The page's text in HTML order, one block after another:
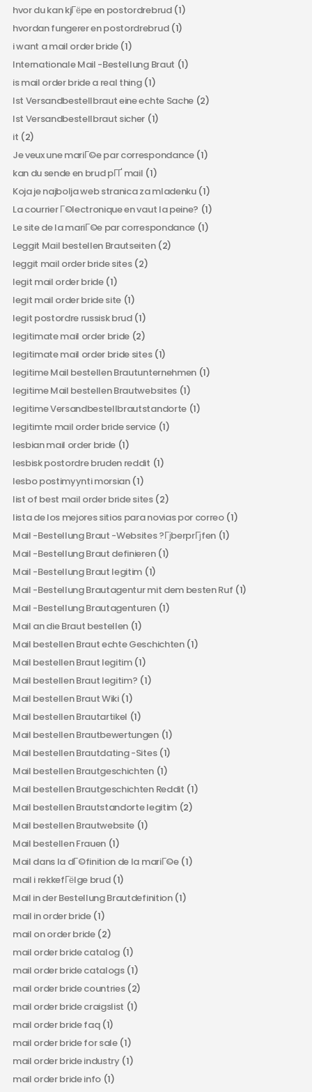
hvor du kan kjГёpe en postordrebrud(1)
hvordan fungerer en postordrebrud(1)
i want a mail order bride(1)
Internationale Mail -Bestellung Braut (1)
is mail order bride a real thing(1)
Ist Versandbestellbraut eine echte Sache(2)
Ist Versandbestellbraut sicher (1)
it (2)
Je veux une mariГ©e par correspondance(1)
kan du sende en brud pГҐ mail (1)
Koja je najbolja web stranica za mladenku(1)
La courrier Г©lectronique en vaut la peine? (1)
Le site de la mariГ©e par correspondance(1)
Leggit Mail bestellen Brautseiten(2)
leggit mail order bride sites(2)
legit mail order bride(1)
legit mail order bride site (1)
legit postordre russisk brud(1)
legitimate mail order bride (2)
legitimate mail order bride sites(1)
legitime Mail bestellen Brautunternehmen(1)
legitime Mail bestellen Brautwebsites(1)
legitime Versandbestellbrautstandorte(1)
legitimte mail order bride service(1)
lesbian mail order bride (1)
lesbisk postordre bruden reddit (1)
lesbo postimyynti morsian(1)
list of best mail order bride sites(2)
lista de los mejores sitios para novias por correo(1)
Mail -Bestellung Braut -Websites ?ГјberprГјfen(1)
Mail -Bestellung Braut definieren(1)
Mail -Bestellung Braut legitim (1)
Mail -Bestellung Brautagentur mit dem besten Ruf (1)
Mail -Bestellung Brautagenturen(1)
Mail an die Braut bestellen (1)
Mail bestellen Braut echte Geschichten(1)
Mail bestellen Braut legitim(1)
Mail bestellen Braut legitim? (1)
Mail bestellen Braut Wiki(1)
Mail bestellen Brautartikel (1)
Mail bestellen Brautbewertungen(1)
Mail bestellen Brautdating -Sites(1)
Mail bestellen Brautgeschichten(1)
Mail bestellen Brautgeschichten Reddit (1)
Mail bestellen Brautstandorte legitim(2)
Mail bestellen Brautwebsite (1)
Mail bestellen Frauen (1)
Mail dans la dГ©finition de la mariГ©e(1)
mail i rekkefГёlge brud(1)
Mail in der Bestellung Brautdefinition(1)
mail in order bride(1)
mail on order bride(2)
mail order bride catalog (1)
mail order bride catalogs(1)
mail order bride countries(2)
mail order bride craigslist (1)
mail order bride faq(1)
mail order bride for sale(1)
mail order bride industry(1)
mail order bride info (1)